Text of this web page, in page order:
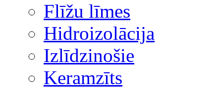
Flīžu līmes
Hidroizolācija
Izlīdzinošie
Keramzīts